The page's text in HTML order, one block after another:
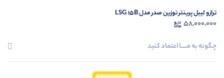
ترازو لیبل پرینتر توزین صدر مدل LSG 15B
58,000,000
چگونه به مــــــا اعتماد کنید